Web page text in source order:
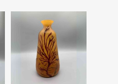
Unser Laden
Über uns
Kontakt
0641-20102470